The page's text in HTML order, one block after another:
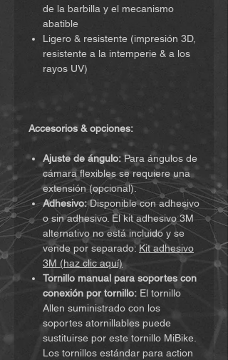
de la barbilla y el mecanismo
abatible
Ligero & resistente (impresión 3D,
resistente a la intemperie & a los
rayos UV)
Accesorios & opciones:
Ajuste de ángulo:Para ángulos de
cámara flexibles se requiere una
extensión (opcional).
Adhesivo:Disponible con adhesivo
o sin adhesivo. El kit adhesivo 3M
alternativo no está incluido y se
vende por separado:Kit adhesivo
3M (haz clic aquí)
Tornillo manual para soportes con
conexión por tornillo: El tornillo
Allen suministrado con los
soportes atornillables puede
sustituirse por este tornillo MiBike.
Los tornillos estándar para action